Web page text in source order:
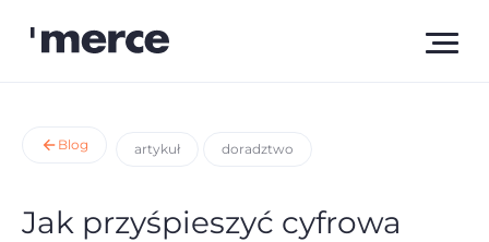
Blog artykuł doradztwo
Jak przyśpieszyć cyfrowa